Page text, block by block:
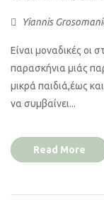
Yiannis
Είναι μοναδικές οι
παρασκήνια μιάς
μικρά παιδιά,έως
να συμβαίνει...
Read More